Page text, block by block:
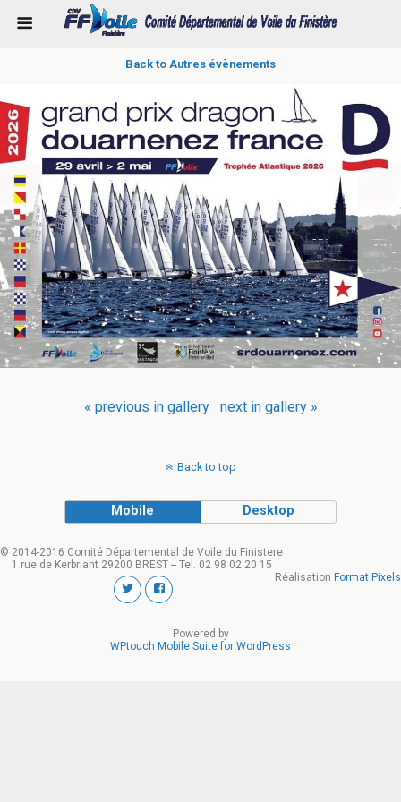
Back to Autres évènements
« previous in gallery next in gallery »
Back to top
Mobile Desktop
© 2014-2016 Comité Départemental de Voile du Finistere
1 rue de Kerbriant 29200 BREST -- Tel. 02 98 02 20 15
Réalisation Format Pixels
Powered by
WPtouch Mobile Suite for WordPress